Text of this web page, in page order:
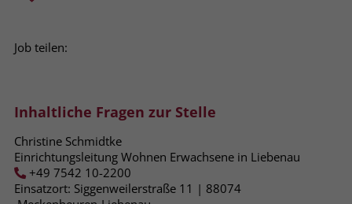
Job teilen:
Inhaltliche Fragen zur Stelle
Christine Schmidtke
Einrichtungsleitung Wohnen Erwachsene in Liebenau
+49 7542 10-2200
Einsatzort: Siggenweilerstraße 11 | 88074​
Nutzers auf verschiedenen Websites
und meldet dieses Verhalten an
Facebook. Facebook kann dann die
gesammelten Daten nutzen, um den
Nutzer besser zu verstehen und
bessere, relevantere Werbung zu